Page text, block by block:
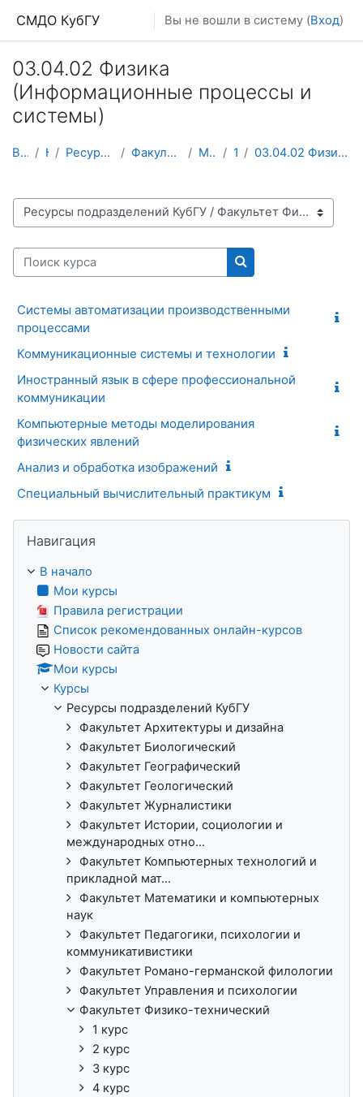
СМДО КубГУ Вы не вошли в систему (Вход)
03.04.02 Физика
(Информационные процессы и
системы)
В начало Курсы Ресурсы подразделений КубГУ Факультет Физико-технический Магистратура 1 курс 03.04.02 Физика (Информационные процессы и системы)
Категории курсов
Поиск курса
Поиск курса
Системы автоматизации производственными
процессами
Коммуникационные системы и технологии
Иностранный язык в сфере профессиональной
коммуникации
Компьютерные методы моделирования
физических явлений
Анализ и обработка изображений
Специальный вычислительный практикум
Навигация
В начало
Мои курсы
Правила регистрации
Список рекомендованных онлайн-курсов
Новости сайта
Мои курсы
Курсы
Ресурсы подразделений КубГУ
Факультет Архитектуры и дизайна
Факультет Биологический
Факультет Географический
Факультет Геологический
Факультет Журналистики
Факультет Истории, социологии и
международных отно...
Факультет Компьютерных технологий и
прикладной мат...
Факультет Математики и компьютерных
наук
Факультет Педагогики, психологии и
коммуникативистики
Факультет Романо-германской филологии
Факультет Управления и психологии
Факультет Физико-технический
1 курс
2 курс
3 курс
4 курс